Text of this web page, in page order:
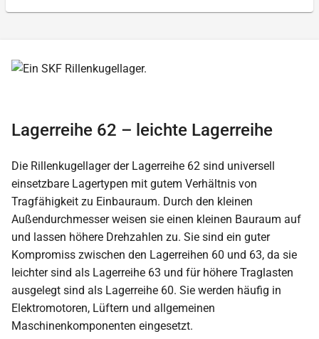
Lagerreihe 62 – leichte Lagerreihe
Die Rillenkugellager der Lagerreihe 62 sind universell
einsetzbare Lagertypen mit gutem Verhältnis von
Tragfähigkeit zu Einbauraum. Durch den kleinen
Außendurchmesser weisen sie einen kleinen Bauraum auf
und lassen höhere Drehzahlen zu. Sie sind ein guter
Kompromiss zwischen den Lagerreihen 60 und 63, da sie
leichter sind als Lagerreihe 63 und für höhere Traglasten
ausgelegt sind als Lagerreihe 60. Sie werden häufig in
Elektromotoren, Lüftern und allgemeinen
Maschinenkomponenten eingesetzt.